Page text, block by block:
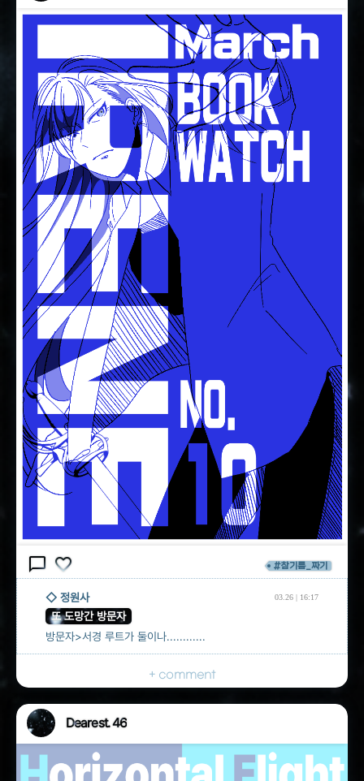
chat_bubble_outline favorite_border #참기름_짜기
◇ 정원사 03.26 | 16:17
또 도망간 방문자
방문자>서경 루트가 둘이나............
+ comment
Dearest. 46